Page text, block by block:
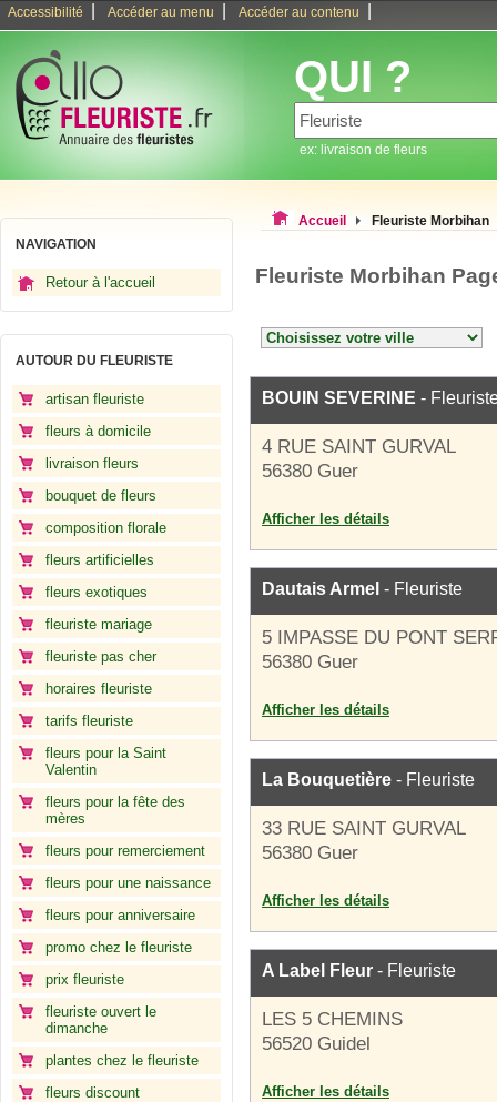
Accessibilité Accéder au menu Accéder au contenu
QUI ?
ex: livraison de fleurs
NAVIGATION
Retour à l'accueil
AUTOUR DU FLEURISTE
artisan fleuriste
fleurs à domicile
livraison fleurs
bouquet de fleurs
composition florale
fleurs artificielles
fleurs exotiques
fleuriste mariage
fleuriste pas cher
horaires fleuriste
tarifs fleuriste
fleurs pour la Saint
Valentin
fleurs pour la fête des
mères
fleurs pour remerciement
fleurs pour une naissance
fleurs pour anniversaire
promo chez le fleuriste
prix fleuriste
fleuriste ouvert le
dimanche
plantes chez le fleuriste
fleurs discount
Accueil Fleuriste Morbihan
Fleuriste Morbihan
BOUIN SEVERINE -
4 RUE SAINT GURVAL
56380 Guer
Afficher les détails
Dautais Armel - Fleuriste
5 IMPASSE DU PONT
56380 Guer
Afficher les détails
La Bouquetière - Fleuriste
33 RUE SAINT GURVAL
56380 Guer
Afficher les détails
A Label Fleur - Fleuriste
LES 5 CHEMINS
56520 Guidel
Afficher les détails